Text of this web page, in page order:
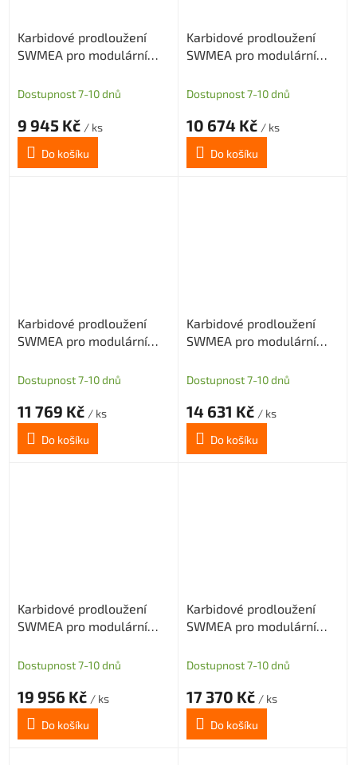
Karbidové prodloužení
SWMEA pro modulární
D25
Dostupnost 7-10 dnů
9 945 Kč / ks
Do košíku
Karbidové prodloužení
SWMEA pro modulární
D25
Dostupnost 7-10 dnů
10 674 Kč / ks
Do košíku
Karbidové prodloužení
SWMEA pro modulární
D25
Dostupnost 7-10 dnů
11 769 Kč / ks
Do košíku
Karbidové prodloužení
SWMEA pro modulární
D25
Dostupnost 7-10 dnů
14 631 Kč / ks
Do košíku
Karbidové prodloužení
SWMEA pro modulární
D25
Dostupnost 7-10 dnů
19 956 Kč / ks
Do košíku
Karbidové prodloužení
SWMEA pro modulární
D32
Dostupnost 7-10 dnů
17 370 Kč / ks
Do košíku